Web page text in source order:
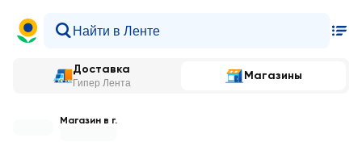
Доставка
Гипер Лента
Магазины
Магазин в г.